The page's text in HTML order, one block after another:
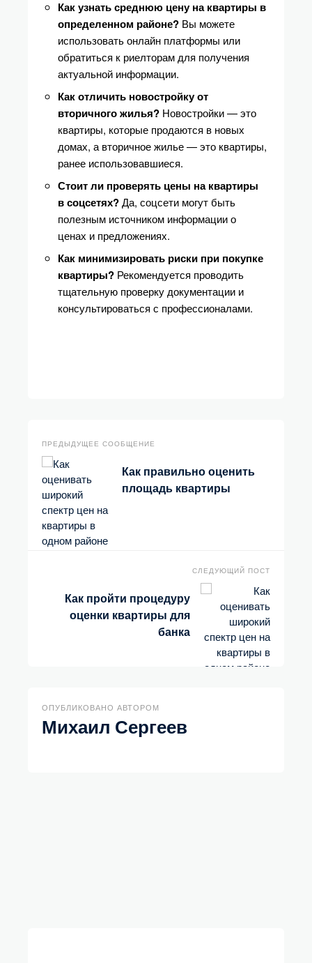
Как узнать среднюю цену на квартиры в
определенном районе? Вы можете
использовать онлайн платформы или
обратиться к риелторам для получения
актуальной информации.
Как отличить новостройку от
вторичного жилья? Новостройки — это
квартиры, которые продаются в новых
домах, а вторичное жилье — это квартиры,
ранее использовавшиеся.
Стоит ли проверять цены на квартиры
в соцсетях?Да, соцсети могут быть
полезным источником информации о
ценах и предложениях.
Как минимизировать риски при покупке
квартиры? Рекомендуется проводить
тщательную проверку документации и
консультироваться с профессионалами.
ПРЕДЫДУЩЕЕ СООБЩЕНИЕ
Как правильно оценить
площадь квартиры
СЛЕДУЮЩИЙ ПОСТ
Как пройти процедуру
оценки квартиры для
банка
ОПУБЛИКОВАНО АВТОРОМ
Михаил Сергеев